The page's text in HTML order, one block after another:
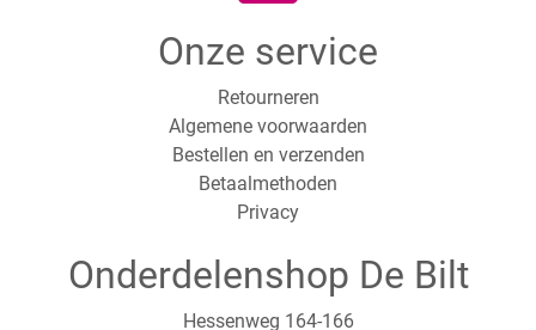
Onze service
Retourneren
Algemene voorwaarden
Bestellen en verzenden
Betaalmethoden
Privacy
Onderdelenshop De Bilt
Hessenweg 164-166